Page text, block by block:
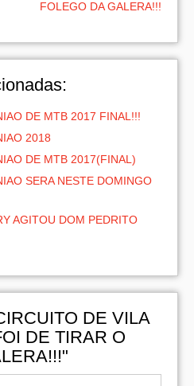
FOLEGO DA GALERA!!!
DE MTB 2017 FINAL!!!
2018
DE MTB 2017(FINAL)
SERA NESTE DOMINGO
AGITOU DOM PEDRITO
DE VILA
DE TIRAR O